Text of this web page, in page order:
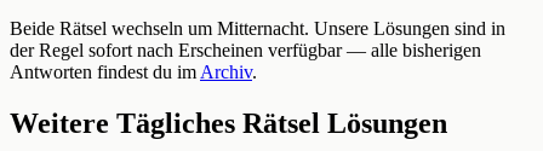
Beide Rätsel wechseln um Mitternacht. Unsere Lösungen sind in
der Regel sofort nach Erscheinen verfügbar — alle bisherigen
Antworten findest du im Archiv.
Weitere Tägliches Rätsel Lösungen